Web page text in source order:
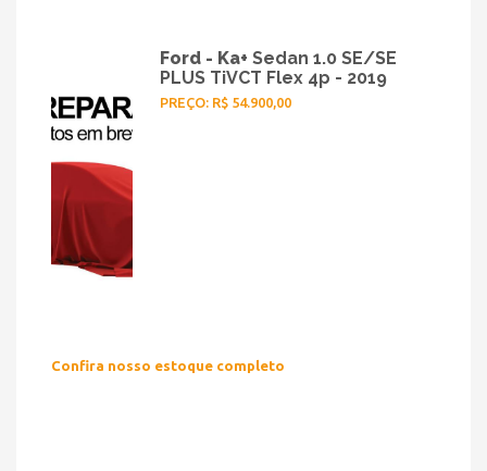
Ford - Ka+ Sedan 1.0 SE/SE
PLUS TiVCT Flex 4p - 2019
PREÇO: R$ 54.900,00
Confira nosso estoque completo